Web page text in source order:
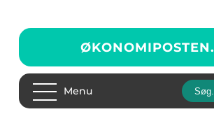
ØKONOMIPOSTEN.
Menu